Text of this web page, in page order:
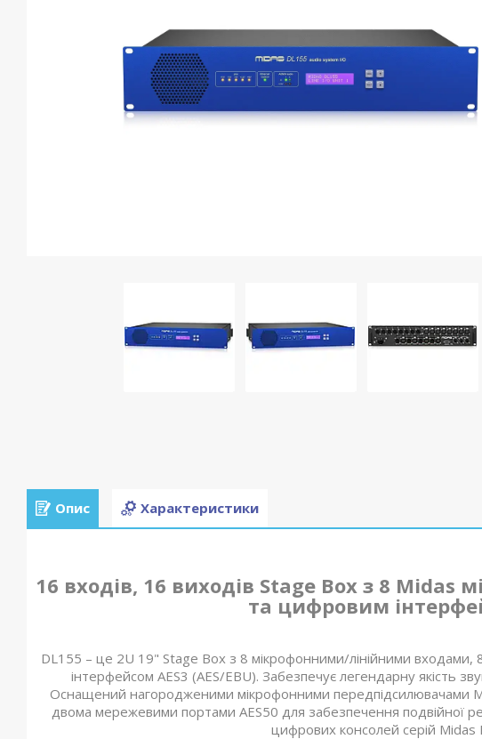
Опис Характеристики
16 входів, 16 виходів Stage Box з 8
та цифровим
DL155 – це 2U 19" Stage Box з 8 мікрофонними/лінійними
інтерфейсом AES3 (AES/EBU). Забезпечує легендарну якість
Оснащений нагородженими мікрофонними передпідсилювачами
двома мережевими портами AES50 для забезпечення подвійної
цифрових консолей серій Midas